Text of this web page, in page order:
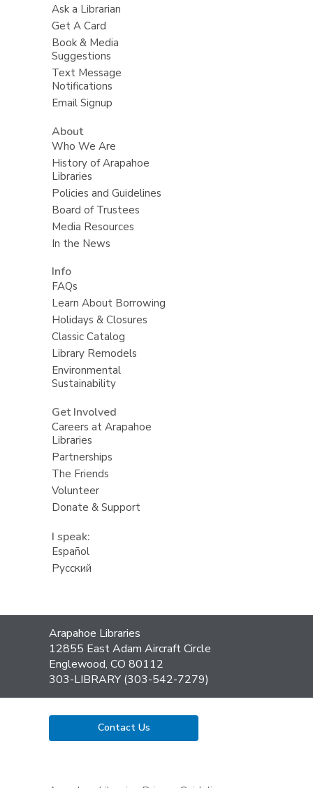
Ask a Librarian
Get A Card
Book & Media
Suggestions
Text Message
Notifications
Email Signup
About
Who We Are
History of Arapahoe
Libraries
Policies and Guidelines
Board of Trustees
Media Resources
In the News
Info
FAQs
Learn About Borrowing
Holidays & Closures
Classic Catalog
Library Remodels
Environmental
Sustainability
Get Involved
Careers at Arapahoe
Libraries
Partnerships
The Friends
Volunteer
Donate & Support
I speak:
Español
Русский
Contact
the
Library
Arapahoe Libraries
12855 East Adam Aircraft Circle
Englewood, CO 80112
303-LIBRARY (303-542-7279)
Contact Us